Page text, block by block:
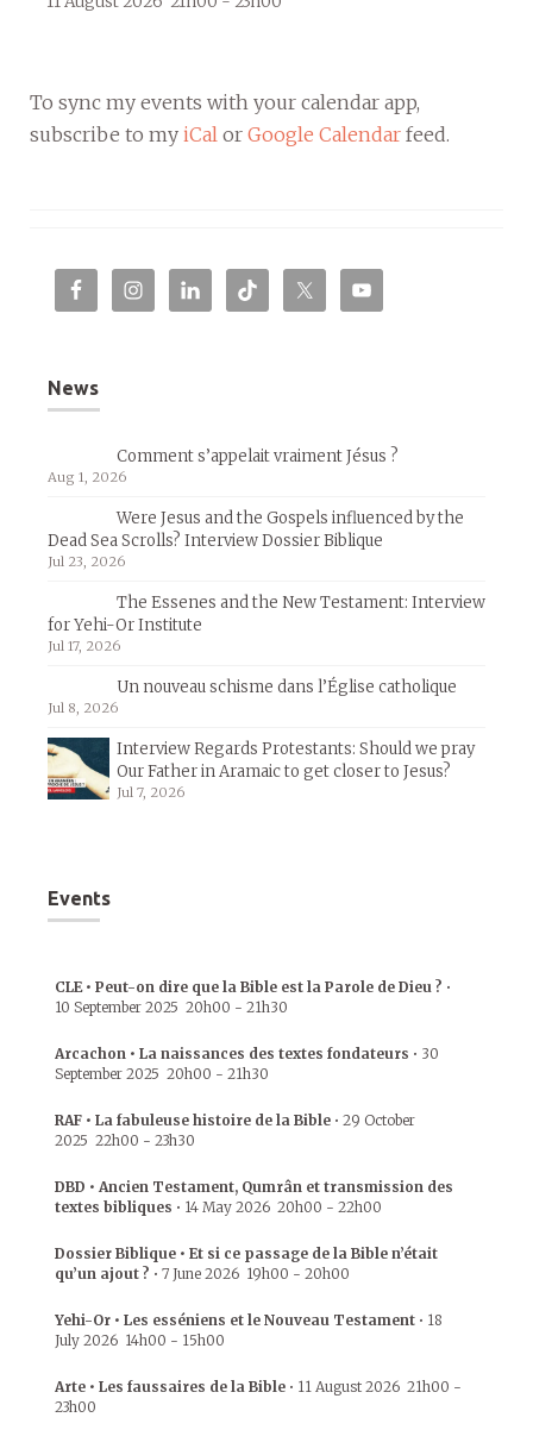
To sync my events with your calendar app,
subscribe to my iCal or Google Calendar feed.
News
Comment s’appelait vraiment Jésus ?
Aug 1, 2026
Were Jesus and the Gospels influenced by the
Dead Sea Scrolls? Interview Dossier Biblique
Jul 23, 2026
The Essenes and the New Testament: Interview
for Yehi-Or Institute
Jul 17, 2026
Un nouveau schisme dans l’Église catholique
Jul 8, 2026
Interview Regards Protestants: Should we pray
Our Father in Aramaic to get closer to Jesus?
Jul 7, 2026
Events
CLE • Peut-on dire que la Bible est la Parole de Dieu ? •
10 September 2025 20h00 - 21h30
Arcachon • La naissances des textes fondateurs • 30
September 2025 20h00 - 21h30
RAF • La fabuleuse histoire de la Bible • 29 October
2025 22h00 - 23h30
DBD • Ancien Testament, Qumrân et transmission des
textes bibliques • 14 May 2026 20h00 - 22h00
Dossier Biblique • Et si ce passage de la Bible n’était
qu’un ajout ? • 7 June 2026 19h00 - 20h00
Yehi-Or • Les esséniens et le Nouveau Testament • 18
July 2026 14h00 - 15h00
Arte • Les faussaires de la Bible • 11 August 2026 21h00 -
23h00